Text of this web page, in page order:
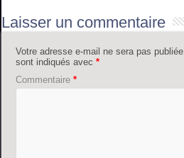
Laisser un commentaire
Votre adresse e-mail ne sera pas publiée.
sont indiqués avec*
Commentaire*